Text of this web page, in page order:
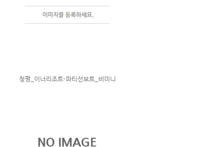
청평_이너리조트-파티선보트_비미니